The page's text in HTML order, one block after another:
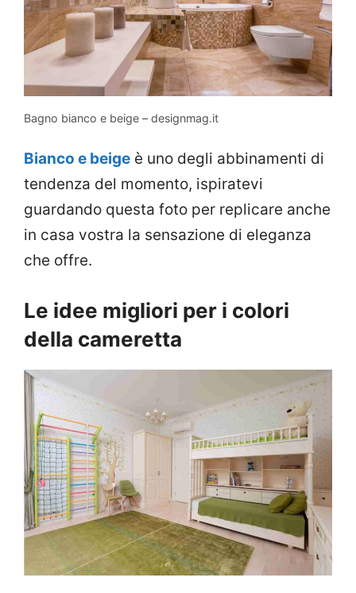
Bagno bianco e beige – designmag.it
Bianco e beige è uno degli abbinamenti di
tendenza del momento, ispiratevi
guardando questa foto per replicare anche
in casa vostra la sensazione di eleganza
che offre.
Le idee migliori per i colori
della cameretta